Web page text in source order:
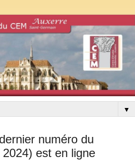
▼
numéro du
est en ligne